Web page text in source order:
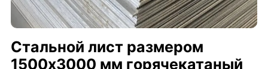
Стальной лист размером
1500х3000 мм горячекатаный